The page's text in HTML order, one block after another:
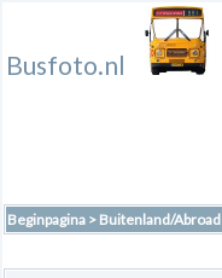
Busfoto.nl
Beginpagina > Buitenland/Abroad